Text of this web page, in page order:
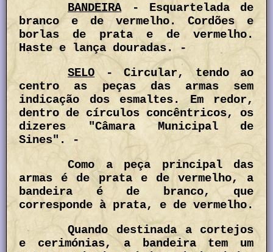
BANDEIRA- Esquartelada de
branco e de vermelho. Cordões e
borlas de prata e de vermelho.
Haste e lança douradas. -
SELO - Circular, tendo ao
centro as peças das armas sem
indicação dos esmaltes. Em redor,
dentro de círculos concêntricos, os
dizeres "Câmara Municipal de
Sines". -
Como a peça principal das
armas é de prata e de vermelho, a
bandeira é de branco, que
corresponde à prata, e de vermelho.
Quando destinada a cortejos
e cerimónias, a bandeira tem um